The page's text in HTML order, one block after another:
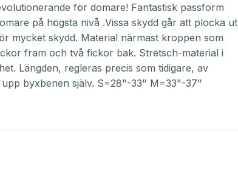
för domare! Fantastisk passform
på högsta nivå .Vissa skydd går att plocka ut
mycket skydd. Material närmast kroppen som
fram och två fickor bak. Stretsch-material i
Längden, regleras precis som tidigare, av
byxbenen själv. S=28"-33" M=33"-37"